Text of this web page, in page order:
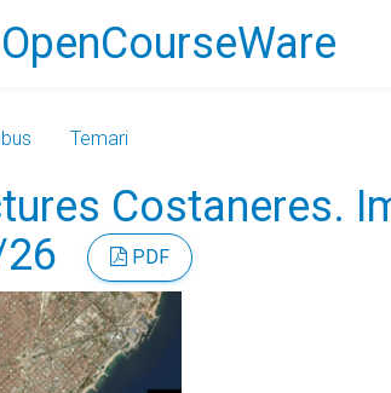
Temari
Costaneres.
PDF